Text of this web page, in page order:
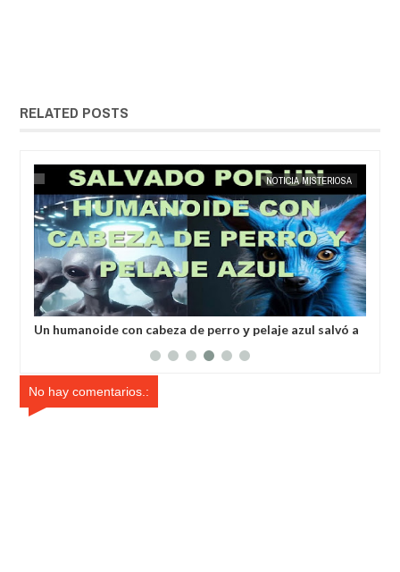
RELATED POSTS
MAY 23,
NOTICIA MISTERIOSA
Un humanoide con cabeza de perro у pelaje azul salvó a
EXTRANOTIX MISTERIO
No hay comentarios.: